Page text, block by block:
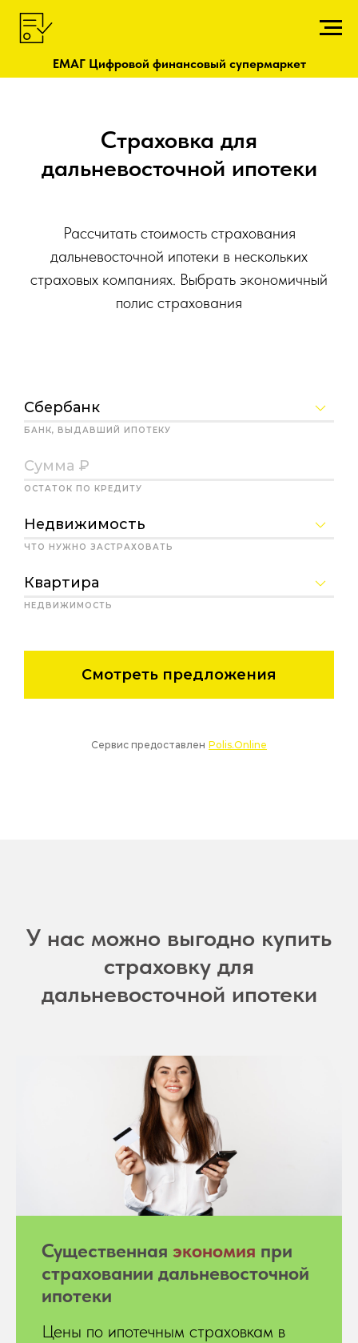
ЕМАГ Цифровой финансовый супермаркет
Страховка для
дальневосточной ипотеки
Рассчитать стоимость страхования
дальневосточной ипотеки в нескольких
страховых компаниях. Выбрать экономичный
полис страхования
У нас можно выгодно купить
страховку для
дальневосточной ипотеки
Существенная экономия при
страховании дальневосточной
ипотеки
Цены по ипотечным страховкам в